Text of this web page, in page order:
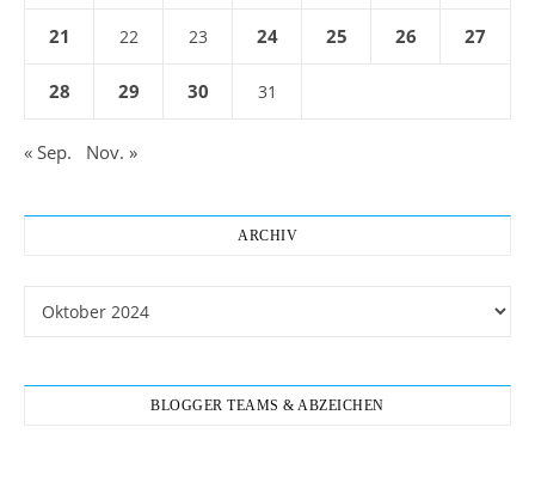
21 22 23 24 25 26 27
28 29 30 31
« Sep. Nov. »
ARCHIV
Archiv
BLOGGER TEAMS & ABZEICHEN